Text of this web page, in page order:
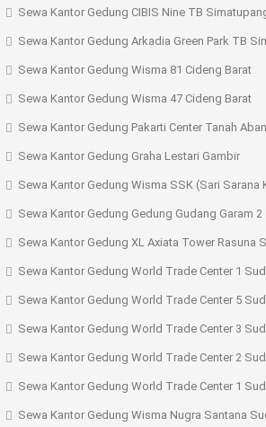
Sewa Kantor Gedung CIBIS Nine TB
Sewa Kantor Gedung Arkadia Green Park TB
Sewa Kantor Gedung Wisma 81 Cideng Barat
Sewa Kantor Gedung Wisma 47 Cideng Barat
Sewa Kantor Gedung Pakarti Center Tanah
Sewa Kantor Gedung Graha Lestari Gambir
Sewa Kantor Gedung Wisma SSK (Sari Sarana
Sewa Kantor Gedung Gedung Gudang Garam
Sewa Kantor Gedung XL Axiata Tower Rasuna
Sewa Kantor Gedung World Trade Center 1
Sewa Kantor Gedung World Trade Center 5
Sewa Kantor Gedung World Trade Center 3
Sewa Kantor Gedung World Trade Center 2
Sewa Kantor Gedung World Trade Center 1
Sewa Kantor Gedung Wisma Nugra Santana